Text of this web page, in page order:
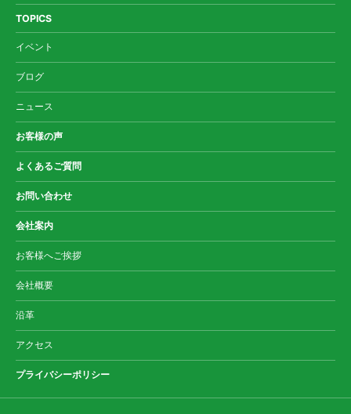
TOPICS
イベント
ブログ
ニュース
お客様の声
よくあるご質問
お問い合わせ
会社案内
お客様へご挨拶
会社概要
沿革
アクセス
プライバシーポリシー